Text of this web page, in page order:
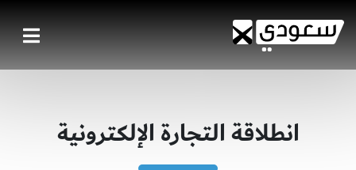
انطلاقة التجارة الإلكترونية